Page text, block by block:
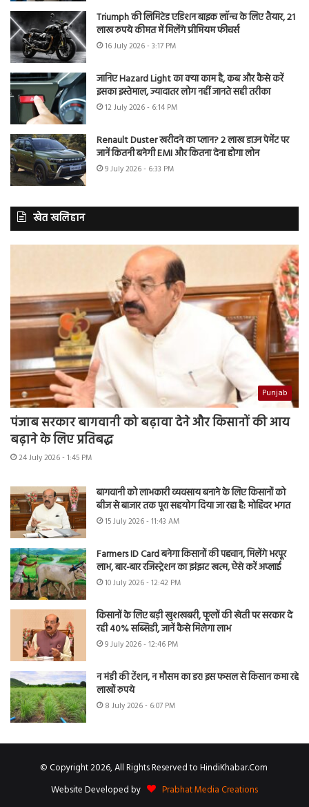
Triumph की लिमिटेड एडिशन बाइक लॉन्च के लिए तैयार, 21
लाख रुपये कीमत में मिलेंगे प्रीमियम फीचर्स
16 July 2026 - 3:17 PM
जानिए Hazard Light का क्या काम है, कब और कैसे करें
इसका इस्तेमाल, ज्यादातर लोग नहीं जानते सही तरीका
12 July 2026 - 6:14 PM
Renault Duster खरीदने का प्लान? 2 लाख डाउन पेमेंट पर
जानें कितनी बनेगी EMI और कितना देना होगा लोन
9 July 2026 - 6:33 PM
खेत खलिहान
Punjab
पंजाब सरकार बागवानी को बढ़ावा देने और किसानों की आय
बढ़ाने के लिए प्रतिबद्ध
24 July 2026 - 1:45 PM
बागवानी को लाभकारी व्यवसाय बनाने के लिए किसानों को
बीज से बाजार तक पूरा सहयोग दिया जा रहा है: मोहिंदर भगत
15 July 2026 - 11:43 AM
Farmers ID Card बनेगा किसानों की पहचान, मिलेंगे भरपूर
लाभ, बार-बार रजिस्ट्रेशन का झंझट खत्म, ऐसे करें अप्लाई
10 July 2026 - 12:42 PM
किसानों के लिए बड़ी खुशखबरी, फूलों की खेती पर सरकार दे
रही 40% सब्सिडी, जानें कैसे मिलेगा लाभ
9 July 2026 - 12:46 PM
न मंडी की टेंशन, न मौसम का डर! इस फसल से किसान कमा रहे
लाखों रुपये
8 July 2026 - 6:07 PM
© Copyright 2026, All Rights Reserved to HindiKhabar.Com
Website Developed by
Prabhat Media Creations